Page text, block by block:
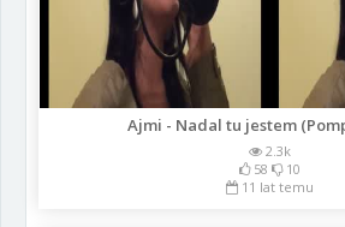
Ajmi - Nadal tu jestem
2.3k
58
10
11 lat temu